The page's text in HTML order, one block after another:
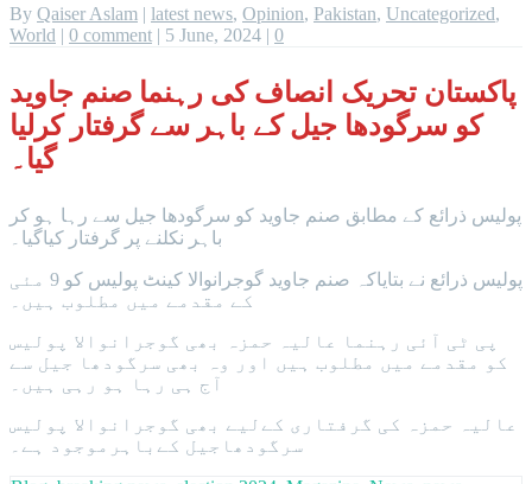
By Qaiser Aslam | latest news, Opinion, Pakistan, Uncategorized,
World | 0 comment | 5 June, 2024 | 0
پاکستان تحریک انصاف کی رہنما صنم جاوید
کو سرگودھا جیل کے باہر سے گرفتار کرلیا
گیا۔
پولیس ذرائع کے مطابق صنم جاوید کو سرگودھا جیل سے رہا ہو کر
باہر نکلنے پر گرفتار کیاگیا۔
پولیس ذرائع نے بتایاکہ صنم جاوید گوجرانوالا کینٹ پولیس کو 9 مئی
کے مقدمے میں مطلوب ہیں۔
پی ٹی آئی رہنما عالیہ حمزہ بھی گوجرانوالا پولیس
کو مقدمے میں مطلوب ہیں اور وہ بھی سرگودھا جیل سے
آج ہی رہا ہو رہی ہیں۔
عالیہ حمزہ کی گرفتاری کےلیے بھی گوجرانوالا پولیس
سرگودھاجیل کےباہرموجود ہے۔